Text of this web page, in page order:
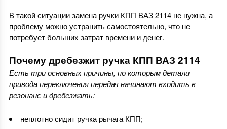
В такой ситуации замена ручки КПП ВАЗ 2114 не нужна, а
проблему можно устранить самостоятельно, что не
потребует больших затрат времени и денег.
Почему дребезжит ручка КПП ВАЗ 2114
Есть три основных причины, по которым детали
привода переключения передач начинают входить в
резонанс и дребезжать:
неплотно сидит ручка рычага КПП;